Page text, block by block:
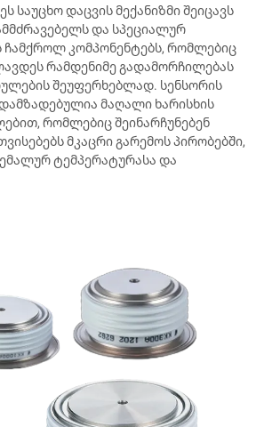
საუცხო დაცვის მექანიზმი შეიცავს
და სპეციალურ
ჩამქროლ კომპონენტებს, რომლებიც
რამდენიმე გადამორჩილებას
შეუფერხებლად. სენსორის
მაღალი ხარისხის
რომლებიც შეინარჩუნებენ
მკაცრი გარემოს პირობებში,
ტემპერატურასა და